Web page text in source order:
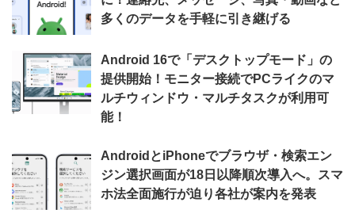
多くのデータを手軽に引き継げる
Android 16で「デスクトップモード」の
提供開始！モニター接続でPCライクのマ
ルチウィンドウ・マルチタスクが利用可
能！
AndroidとiPhoneでブラウザ・検索エン
ジン選択画面が18日以降順次導入へ。スマ
ホ法全面施行が迫り各社が案内を発表